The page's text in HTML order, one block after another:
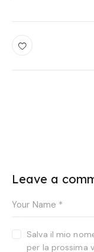
Leave a
Salva il mio
per la prossima